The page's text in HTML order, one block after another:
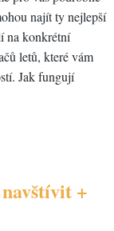
najít ty nejlepší
na konkrétní
letů, které vám
Jak fungují
+